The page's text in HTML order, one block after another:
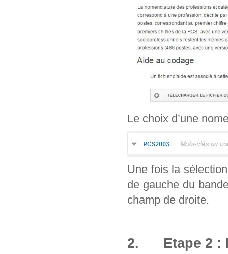
Le choix d’une
Une fois la
de gauche du
champ de droite.
2. Etape 2 :